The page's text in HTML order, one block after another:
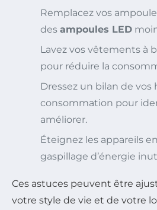
Remplacez vos
des ampoules LED
Lavez vos vêtements à
pour réduire la
Dressez un bilan de vos
consommation pour
améliorer.
Éteignez les appareils
gaspillage d’énergie
Ces astuces peuvent être
votre style de vie et de votre